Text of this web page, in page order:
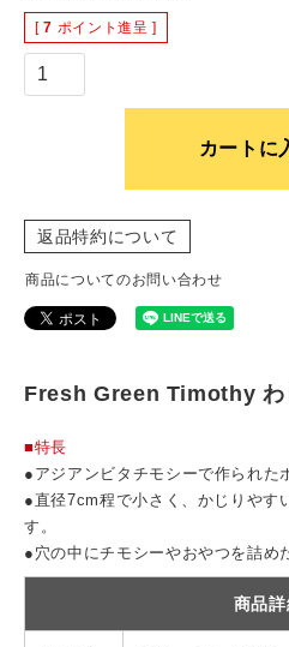
[ 7 ポイント進呈 ]
カートに
返品特約について
商品についてのお問い合わせ
Fresh Green Timothy わ
■特長
●アジアンビタチモシーで作られた
●直径7cm程で小さく、かじりやす
す。
●穴の中にチモシーやおやつを詰め
商品